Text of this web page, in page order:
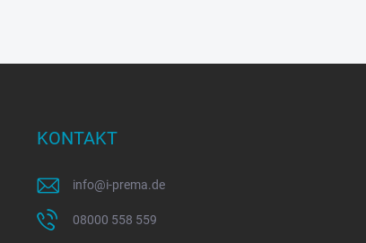
KONTAKT
info@i-prema.de
08000 558 559